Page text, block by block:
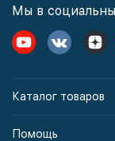
Мы в
Каталог товаров
Помощь